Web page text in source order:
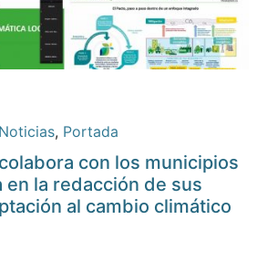
Noticias, Portada
con los municipios
en la redacción de sus
al cambio climático